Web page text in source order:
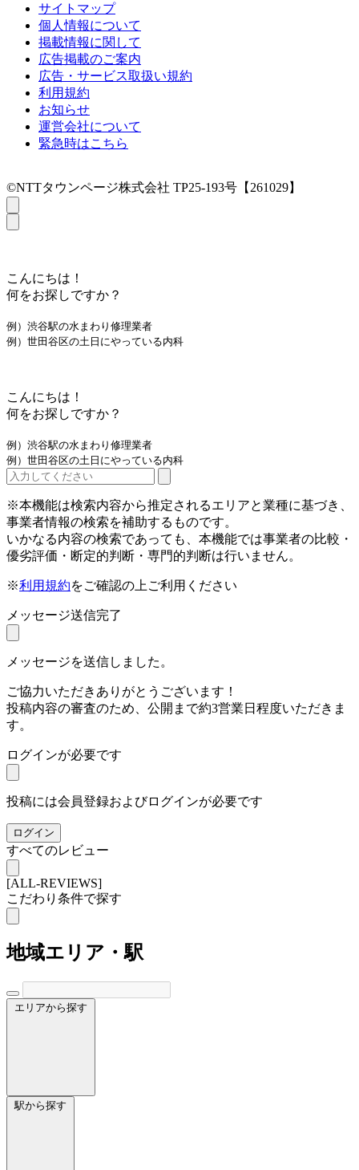
サイトマップ
個人情報について
掲載情報に関して
広告掲載のご案内
広告・サービス取扱い規約
利用規約
お知らせ
運営会社について
緊急時はこちら
©NTTタウンページ株式会社 TP25-193号【261029】
こんにちは！
何をお探しですか？
例）渋谷駅の水まわり修理業者
例）世田谷区の土日にやっている内科
こんにちは！
何をお探しですか？
例）渋谷駅の水まわり修理業者
例）世田谷区の土日にやっている内科
※本機能は検索内容から推定されるエリアと業種に基づき、
事業者情報の検索を補助するものです。
いかなる内容の検索であっても、本機能では事業者の比較・
優劣評価・断定的判断・専門的判断は行いません。
※利用規約をご確認の上ご利用ください
メッセージ送信完了
メッセージを送信しました。
ご協力いただきありがとうございます！
投稿内容の審査のため、公開まで約3営業日程度いただきま
す。
ログインが必要です
投稿には会員登録およびログインが必要です
ログイン
すべてのレビュー
[ALL-REVIEWS]
こだわり条件で探す
地域エリア・駅
エリアから探す
駅から探す